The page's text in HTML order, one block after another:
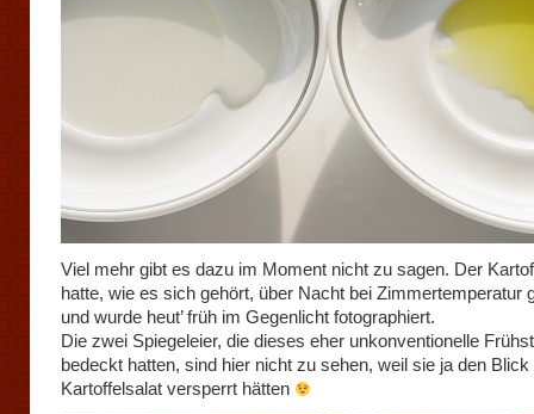
Viel mehr gibt es dazu im Moment nicht zu sagen. Der
hatte, wie es sich gehört, über Nacht bei Zimmertemperatur
und wurde heut’ früh im Gegenlicht fotographiert.
Die zwei Spiegeleier, die dieses eher unkonventionelle
bedeckt hatten, sind hier nicht zu sehen, weil sie ja den Blick
Kartoffelsalat versperrt hätten